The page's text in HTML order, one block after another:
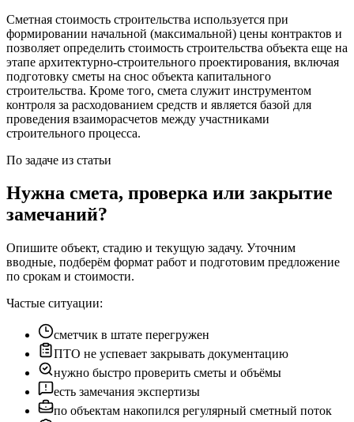
Сметная стоимость строительства используется при
формировании начальной (максимальной) цены контрактов и
позволяет определить стоимость строительства объекта еще на
этапе архитектурно-строительного проектирования, включая
подготовку сметы на снос объекта капитального
строительства. Кроме того, смета служит инструментом
контроля за расходованием средств и является базой для
проведения взаиморасчетов между участниками
строительного процесса.
По задаче из статьи
Нужна смета, проверка или закрытие
замечаний?
Опишите объект, стадию и текущую задачу. Уточним
вводные, подберём формат работ и подготовим предложение
по срокам и стоимости.
Частые ситуации:
сметчик в штате перегружен
ПТО не успевает закрывать документацию
нужно быстро проверить сметы и объёмы
есть замечания экспертизы
по объектам накопился регулярный сметный поток